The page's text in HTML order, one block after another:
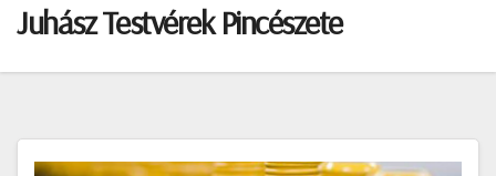
Juhász Testvérek Pincészete